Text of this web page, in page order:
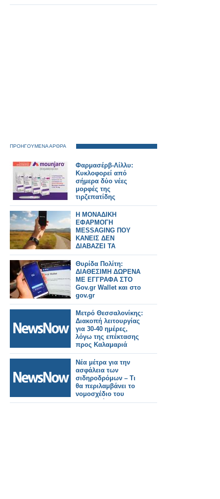
ΠΡΟΗΓΟΥΜΕΝΑ ΑΡΘΡΑ
Φαρμασέρβ-Λίλλυ:
Κυκλοφορεί από
σήμερα δύο νέες
μορφές της
τιρζεπατίδης
Η ΜΟΝΑΔΙΚΗ
ΕΦΑΡΜΟΓΗ
MESSAGING ΠΟΥ
ΚΑΝΕΙΣ ΔΕΝ
ΔΙΑΒΑΖΕΙ ΤΑ
ΜΗΝΥΜΑΤΑ ΣΟΥ
Θυρίδα Πολίτη:
ΔΙΑΘΕΣΙΜΗ ΔΩΡΕΝΑ
ΜΕ ΕΓΓΡΑΦΑ ΣΤΟ
Gov.gr Wallet και στο
gov.gr
Μετρό Θεσσαλονίκης:
Διακοπή λειτουργίας
για 30-40 ημέρες,
λόγω της επέκτασης
προς Καλαμαριά
Νέα μέτρα για την
ασφάλεια των
σιδηροδρόμων – Τι
θα περιλαμβάνει το
νομοσχέδιο του
υπουργείου